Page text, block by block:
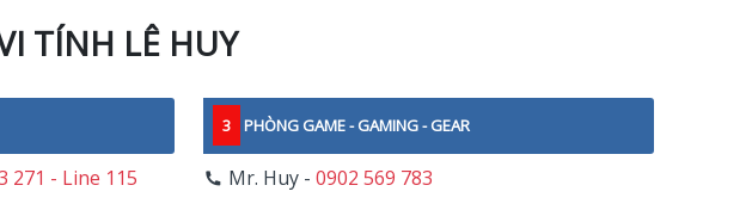
TÍNH LÊ HUY
271 - Line 115
3 PHÒNG GAME - GAMING - GEAR
Mr. Huy - 0902 569 783